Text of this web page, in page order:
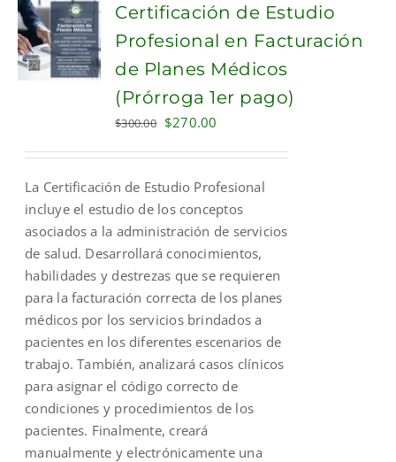
ADD TO
CART
Certificación de Estudio
Profesional en Facturación
de Planes Médicos
(Prórroga 1er pago)
$300.00 Original
$300.00.
$270.00
$270.00.
La Certificación de Estudio Profesional
incluye el estudio de los conceptos
asociados a la administración de servicios
de salud. Desarrollará conocimientos,
habilidades y destrezas que se requieren
para la facturación correcta de los planes
médicos por los servicios brindados a
pacientes en los diferentes escenarios de
trabajo. También, analizará casos clínicos
para asignar el código correcto de
condiciones y procedimientos de los
pacientes. Finalmente, creará
manualmente y electrónicamente una